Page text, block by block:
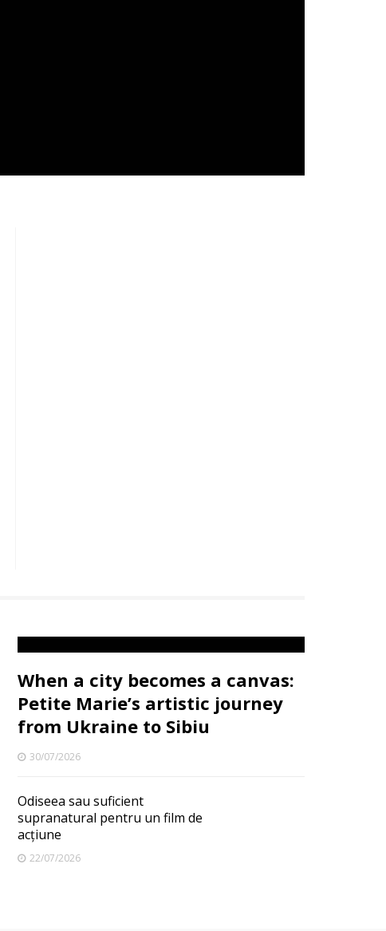
When a city becomes a canvas:
Petite Marie’s artistic journey
from Ukraine to Sibiu
30/07/2026
Odiseea sau suficient
supranatural pentru un film de
acțiune
22/07/2026